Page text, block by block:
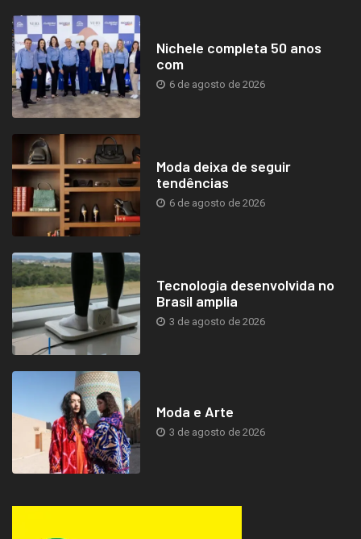
Nichele completa 50 anos
com
6 de agosto de 2026
Moda deixa de seguir
tendências
6 de agosto de 2026
Tecnologia desenvolvida no
Brasil amplia
3 de agosto de 2026
Moda e Arte
3 de agosto de 2026